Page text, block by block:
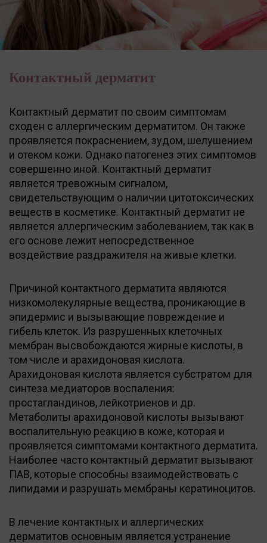
Контактный дерматит
Контактный дерматит по своим симптомам
сходен с аллергическим дерматитом. Он также
проявляется покраснением, зудом, шелушением
и отеком кожи. Однако патогенез этих симптомов
совершенно иной. Контактный дерматит
является тревожным сигналом,
свидетельствующим о наличии цитотоксических
веществ в космети­ке. Контактный дерматит не
является аллергическим заболеванием, так как в
его основе лежит непосредственное
воздействие раздражителя на живые клетки.
Причиной контактного дерматита являются
низкомолекулярные вещества, проникающие в
эпидермис и вызывающие повреждение и
гибель клеток. Из разрушенных клеточных
мембран высвобождаются жирные кислоты, в
том числе и арахидоновая кислота.
Арахидоновая кислота является субстратом для
синтеза медиаторов воспаления:
простагландинов, лейкотриенов и др.
Метаболиты арахидоновой кислоты вызывают
воспалительную реакцию в коже, которая и
проявляется симптомами контактного дерматита.
Наиболее часто контактный дерматит вызывают
ПАВ, которые способны взаимодействовать с
липидами и разрушать мембраны кератиноцитов.
В лечение контактных и аллергических
дерматитов основным является устранение